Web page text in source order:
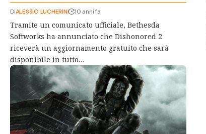
DiALESSIO LUCHERINI 10 anni fa
Tramite un comunicato ufficiale, Bethesda
Softworks ha annunciato che Dishonored 2
riceverà un aggiornamento gratuito che sarà
disponibile in tutto…